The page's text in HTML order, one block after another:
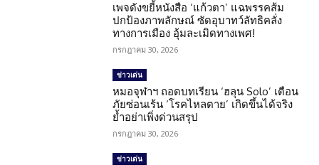
เพจดังขยี้หนังสือ ‘แก้วตา’ แฉพรรคส้ม
ปกป้องภาพลักษณ์ ซัดอุบาทว์ลัทธิคลั่ง
ทางการเมือง อุ้มละเมิดทางเพศ!
กรกฎาคม 30, 2026
ข่าวเด่น
หมอจุฬาฯ ถอดบทเรียน ‘ฮลุน Solo’ เตือน
ภัยซ่อนเร้น ‘โรคไหลตาย’ เกิดขึ้นได้จริง
ย้ำอย่าเพิ่งด่วนสรุป
กรกฎาคม 30, 2026
ข่าวเด่น